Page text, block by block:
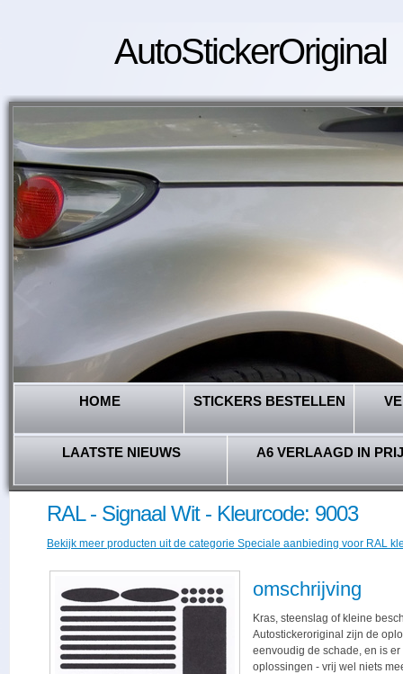
AutoStickerOriginal
HOME STICKERS BESTELLEN
LAATSTE NIEUWS A6 VERLAAGD IN
RAL - Signaal Wit - Kleurcode: 9003
Bekijk meer producten uit de categorie Speciale aanbieding voor RAL
omschrijving
Kras, steenslag of kleine
Autostickeroriginal zijn de
eenvoudig de schade, en is
oplossingen - vrij wel niets